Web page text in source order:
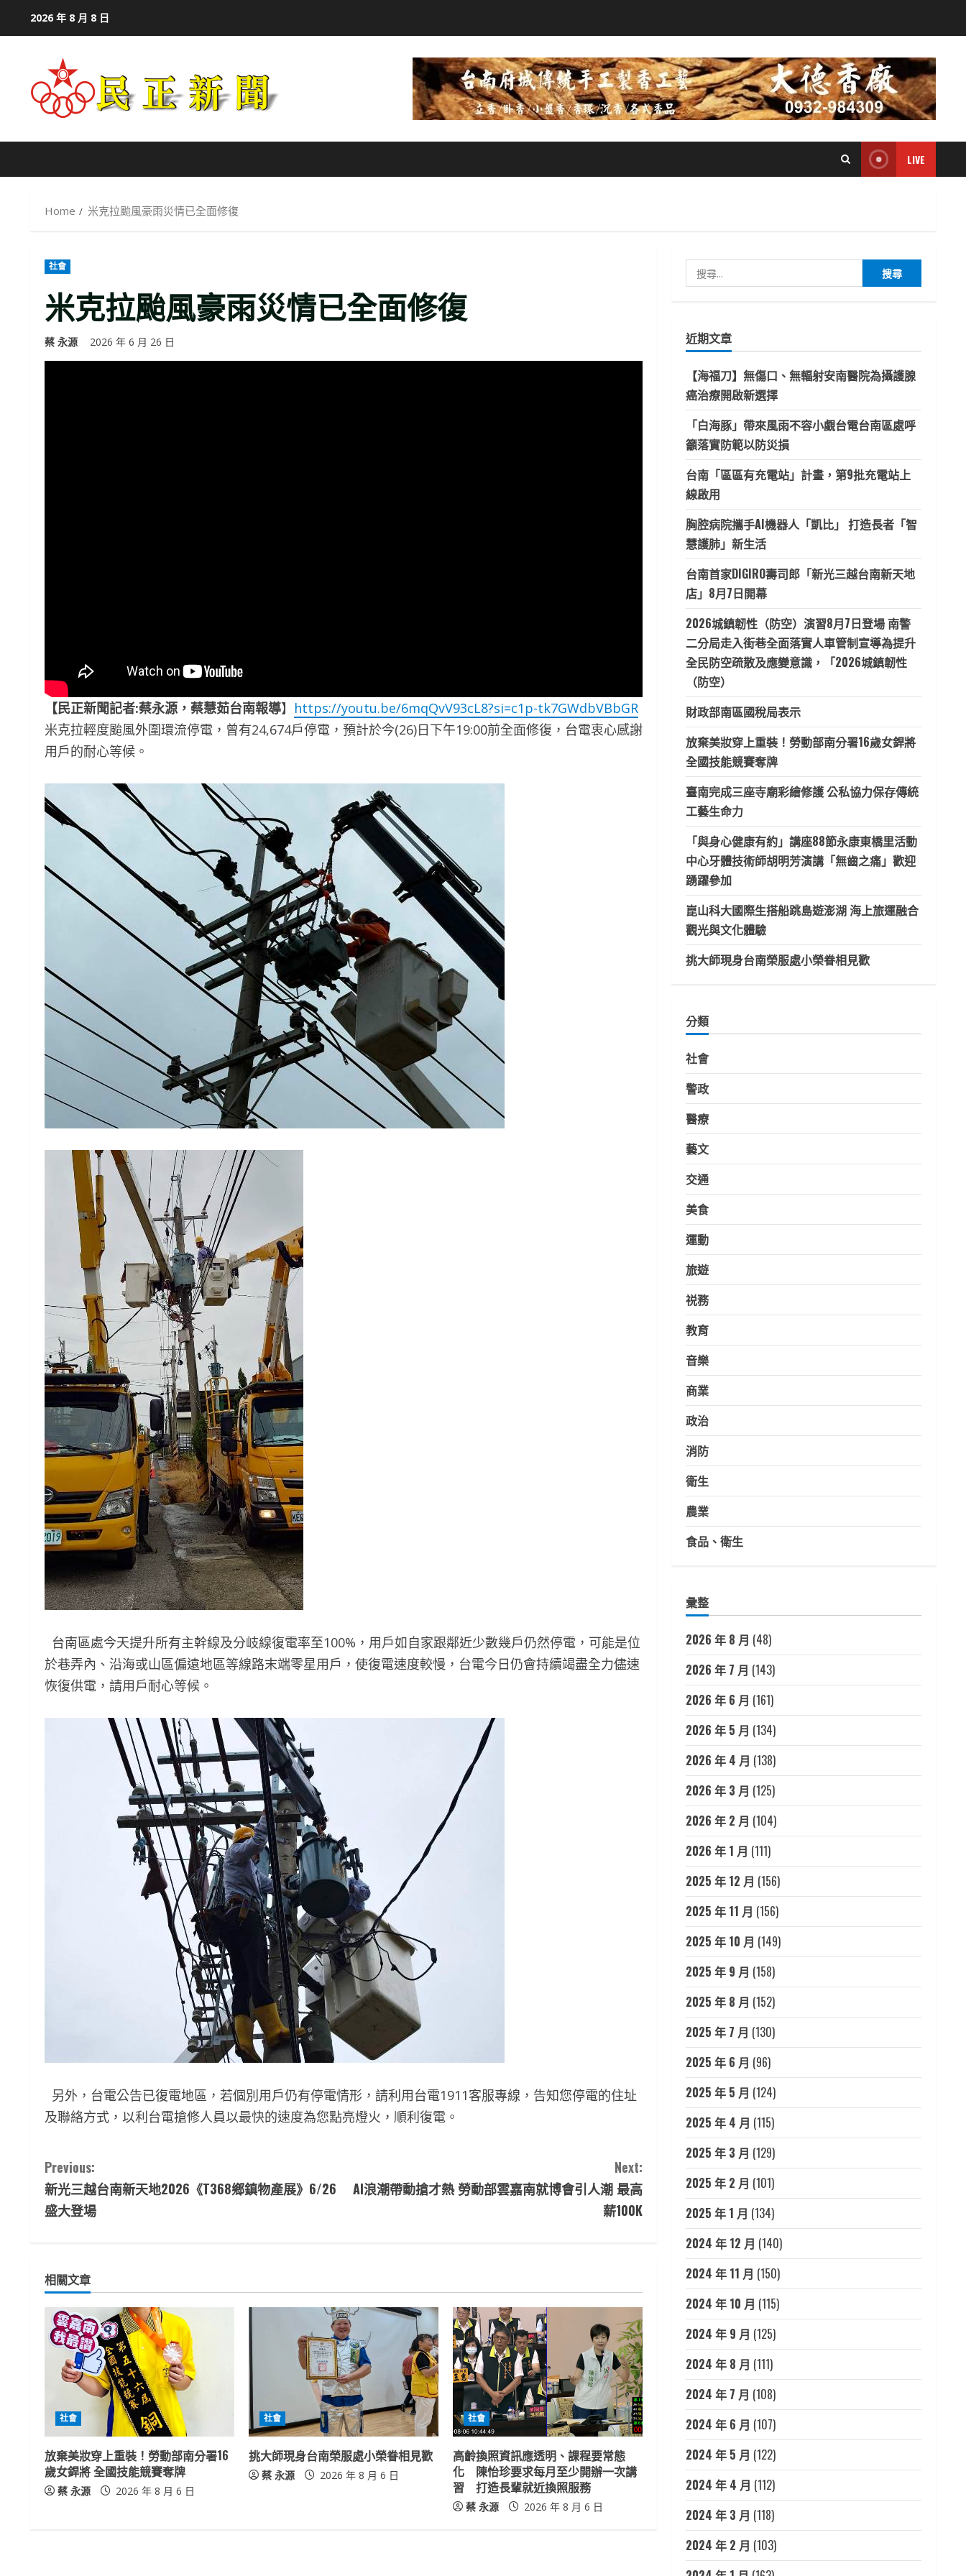
2026 年 8 月 8 日
LIVE
Home 米克拉颱風豪雨災情已全面修復
社會
米克拉颱風豪雨災情已全面修復
蔡 永源 2026 年 6 月 26 日
【民正新聞記者:蔡永源，蔡慧茹台南報導】 https://youtu.be/6mqQvV93cL8?si=c1p-tk7GWdbVBbGR
米克拉輕度颱風外圍環流停電，曾有24,674戶停電，預計於今(26)日下午19:00前全面修復，台電衷心感謝
用戶的耐心等候。
台南區處今天提升所有主幹線及分岐線復電率至100%，用戶如自家跟鄰近少數幾戶仍然停電，可能是位
於巷弄內、沿海或山區偏遠地區等線路末端零星用戶，使復電速度較慢，台電今日仍會持續竭盡全力儘速
恢復供電，請用戶耐心等候。
另外，台電公告已復電地區，若個別用戶仍有停電情形，請利用台電1911客服專線，告知您停電的住址
及聯絡方式，以利台電搶修人員以最快的速度為您點亮燈火，順利復電。
C
o
i
n
u
R
e
a
d
Previous:
新光三越台南新天地2026《T368鄉鎮物產展》6/26
盛大登場
Next:
AI浪潮帶動搶才熱 勞動部雲嘉南就博會引人潮 最高
薪100K
相關文章
社會
放棄美妝穿上重裝！勞動部南分署16
歲女銲將 全國技能競賽奪牌
蔡 永源 2026 年 8 月 6 日
社會
挑大師現身台南榮服處小榮眷相見歡
蔡 永源 2026 年 8 月 6 日
社會
高齡換照資訊應透明、課程要常態
化 陳怡珍要求每月至少開辦一次講
習 打造長輩就近換照服務
蔡 永源 2026 年 8 月 6 日
尋
字:
近期文章
【海福刀】無傷口、無輻射安南醫院為攝護腺
癌治療開啟新選擇
「白海豚」帶來風雨不容小覷台電台南區處呼
籲落實防範以防災損
台南「區區有充電站」計畫，第9批充電站上
線啟用
胸腔病院攜手AI機器人「凱比」 打造長者「智
慧護肺」新生活
台南首家DIGIRO壽司郎「新光三越台南新天地
店」8月7日開幕
2026城鎮韌性（防空）演習8月7日登場 南警
二分局走入街巷全面落實人車管制宣導為提升
全民防空疏散及應變意識，「2026城鎮韌性
（防空）
財政部南區國稅局表示
放棄美妝穿上重裝！勞動部南分署16歲女銲將
全國技能競賽奪牌
臺南完成三座寺廟彩繪修護 公私協力保存傳統
工藝生命力
「與身心健康有約」講座88節永康東橋里活動
中心牙體技術師胡明芳演講「無齒之痛」歡迎
踴躍參加
崑山科大國際生搭船跳島遊澎湖 海上旅運融合
觀光與文化體驗
挑大師現身台南榮服處小榮眷相見歡
分類
社會
警政
醫療
藝文
交通
美食
運動
旅遊
祱務
教育
音樂
商業
政治
消防
衛生
農業
食品、衛生
彙整
2026 年 8 月 (48)
2026 年 7 月 (143)
2026 年 6 月 (161)
2026 年 5 月 (134)
2026 年 4 月 (138)
2026 年 3 月 (125)
2026 年 2 月 (104)
2026 年 1 月 (111)
2025 年 12 月 (156)
2025 年 11 月 (156)
2025 年 10 月 (149)
2025 年 9 月 (158)
2025 年 8 月 (152)
2025 年 7 月 (130)
2025 年 6 月 (96)
2025 年 5 月 (124)
2025 年 4 月 (115)
2025 年 3 月 (129)
2025 年 2 月 (101)
2025 年 1 月 (134)
2024 年 12 月 (140)
2024 年 11 月 (150)
2024 年 10 月 (115)
2024 年 9 月 (125)
2024 年 8 月 (111)
2024 年 7 月 (108)
2024 年 6 月 (107)
2024 年 5 月 (122)
2024 年 4 月 (112)
2024 年 3 月 (118)
2024 年 2 月 (103)